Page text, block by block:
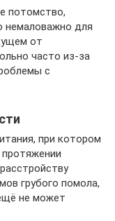
потомство,
немаловажно для
от
часто из-за
с
при котором
грубого помола,
не может